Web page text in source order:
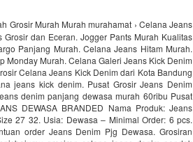
Grosir Murah Murah murahamat › Celana Jeans
dan Eceran. Jogger Pants Murah Kualitas
Panjang Murah. Celana Jeans Hitam Murah.
Murah. Celana Galeri Jeans Kick Denim
Celana Jeans Kick Denim dari Kota Bandung
jeans kick denim. Pusat Grosir Jeans Denim
denim panjang dewasa murah 60ribu Pusat
DEWASA BRANDED Nama Produk: Jeans
27 32. Usia: Dewasa – Minimal Order: 6 pcs.
order Jeans Denim Pjg Dewasa. Grosiran